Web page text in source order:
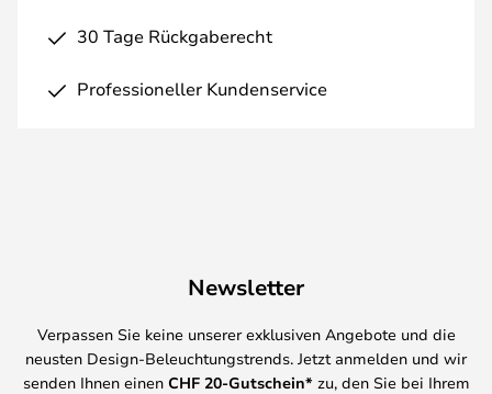
30 Tage Rückgaberecht
Professioneller Kundenservice
Newsletter
Verpassen Sie keine unserer exklusiven Angebote und die
neusten Design-Beleuchtungstrends. Jetzt anmelden und wir
senden Ihnen einen CHF 20-Gutschein* zu, den Sie bei Ihrem